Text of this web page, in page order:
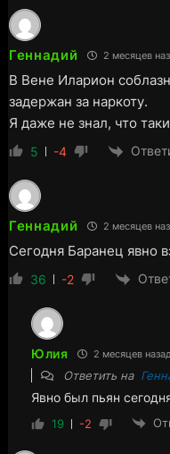
Геннадий 2 месяцев
В Вене Иларион
задержан за наркоту.
Я даже не знал, что
5 -4
Геннадий 2 месяцев
Сегодня Баранец явно
36 -2
Юлия 2 месяцев
Ответить на
Явно был пьян
19 -2